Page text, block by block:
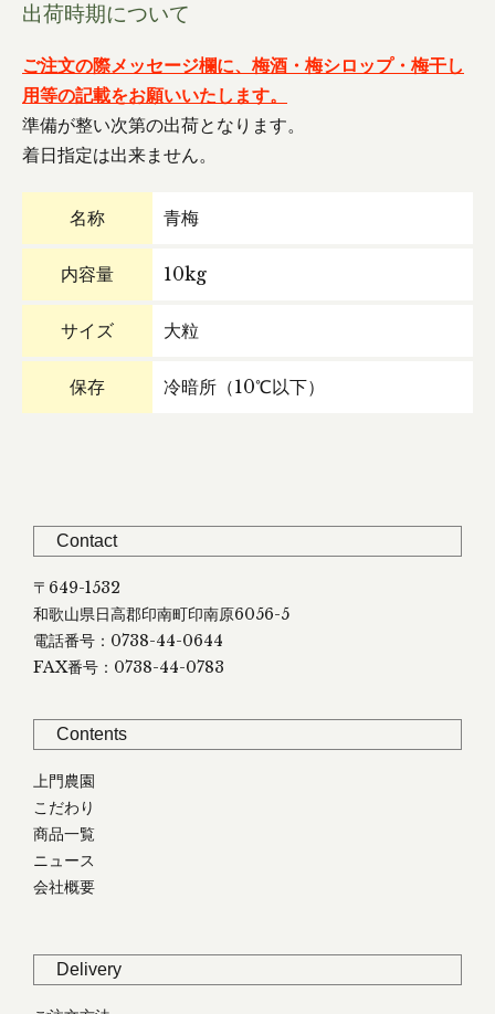
出荷時期について
ご注文の際メッセージ欄に、梅酒・梅シロップ・梅干し
用等の記載をお願いいたします。
準備が整い次第の出荷となります。
着日指定は出来ません。
名称 青梅
内容量 10kg
サイズ 大粒
保存 冷暗所（10℃以下）
Contact
〒649-1532
和歌山県日高郡印南町印南原6056-5
電話番号：0738-44-0644
FAX番号：0738-44-0783
Contents
上門農園
こだわり
商品一覧
ニュース
会社概要
Delivery